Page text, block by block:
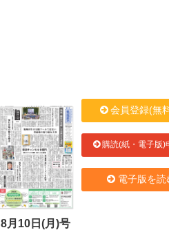
8月10日(月)号
会員登録(無
購読(紙・電子版)
電子版を読